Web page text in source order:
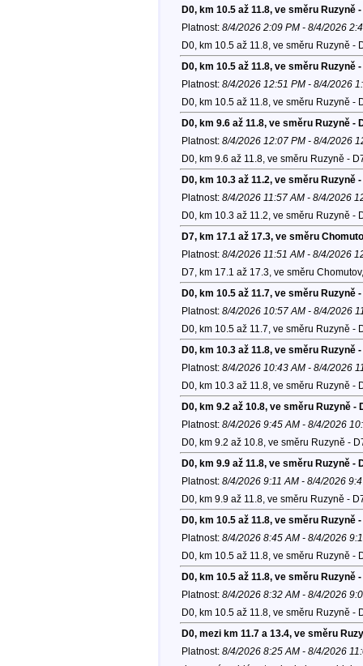
D0, km 10.5 až 11.8, ve směru Ruzyně -
Platnost: 8/4/2026 2:09 PM - 8/4/2026
D0, km 10.5 až 11.8, ve směru Ruzyně -
D0, km 10.5 až 11.8, ve směru Ruzyně -
Platnost: 8/4/2026 12:51 PM - 8/4/2026
D0, km 10.5 až 11.8, ve směru Ruzyně -
D0, km 9.6 až 11.8, ve směru Ruzyně -
Platnost: 8/4/2026 12:07 PM - 8/4/2026
D0, km 9.6 až 11.8, ve směru Ruzyně -
D0, km 10.3 až 11.2, ve směru Ruzyně -
Platnost: 8/4/2026 11:57 AM - 8/4/2026
D0, km 10.3 až 11.2, ve směru Ruzyně -
D7, km 17.1 až 17.3, ve směru
Platnost: 8/4/2026 11:51 AM - 8/4/2026
D7, km 17.1 až 17.3, ve směru
D0, km 10.5 až 11.7, ve směru Ruzyně -
Platnost: 8/4/2026 10:57 AM - 8/4/2026
D0, km 10.5 až 11.7, ve směru Ruzyně -
D0, km 10.3 až 11.8, ve směru Ruzyně -
Platnost: 8/4/2026 10:43 AM - 8/4/2026
D0, km 10.3 až 11.8, ve směru Ruzyně -
D0, km 9.2 až 10.8, ve směru Ruzyně -
Platnost: 8/4/2026 9:45 AM - 8/4/2026
D0, km 9.2 až 10.8, ve směru Ruzyně -
D0, km 9.9 až 11.8, ve směru Ruzyně -
Platnost: 8/4/2026 9:11 AM - 8/4/2026
D0, km 9.9 až 11.8, ve směru Ruzyně -
D0, km 10.5 až 11.8, ve směru Ruzyně -
Platnost: 8/4/2026 8:45 AM - 8/4/2026
D0, km 10.5 až 11.8, ve směru Ruzyně -
D0, km 10.5 až 11.8, ve směru Ruzyně -
Platnost: 8/4/2026 8:32 AM - 8/4/2026
D0, km 10.5 až 11.8, ve směru Ruzyně -
D0, mezi km 11.7 a 13.4, ve směru
Platnost: 8/4/2026 8:25 AM - 8/4/2026